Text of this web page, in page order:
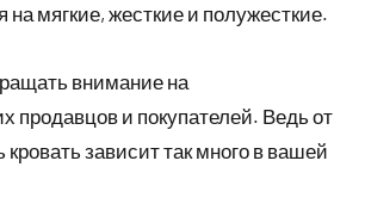
на мягкие, жесткие и полужесткие.
внимание на
продавцов и покупателей. Ведь от
кровать зависит так много в вашей